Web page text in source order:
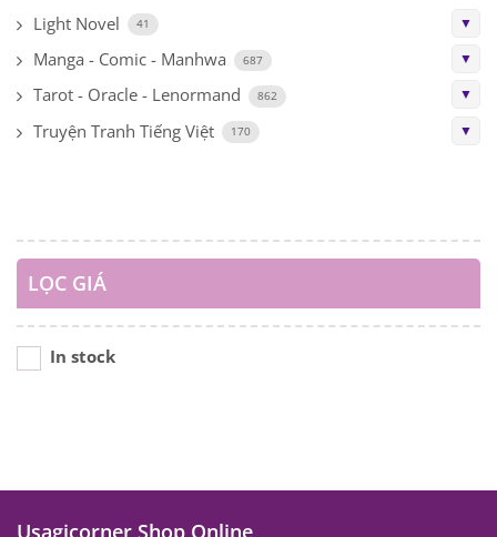
▼
Light Novel 41
▼
Manga - Comic - Manhwa 687
▼
Tarot - Oracle - Lenormand 862
▼
Truyện Tranh Tiếng Việt 170
LỌC GIÁ
In stock
Usagicorner Shop Online